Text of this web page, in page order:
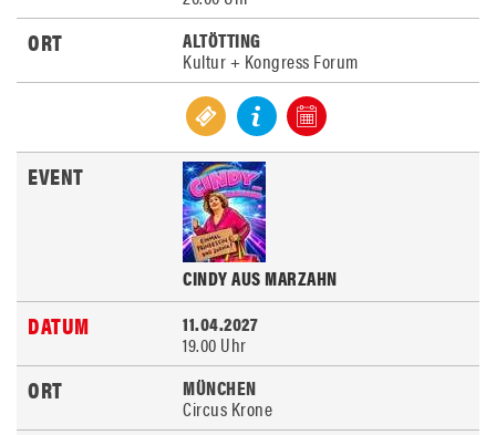
ALTÖTTING
Kultur + Kongress Forum
CINDY AUS MARZAHN
11.04.2027
19.00 Uhr
MÜNCHEN
Circus Krone